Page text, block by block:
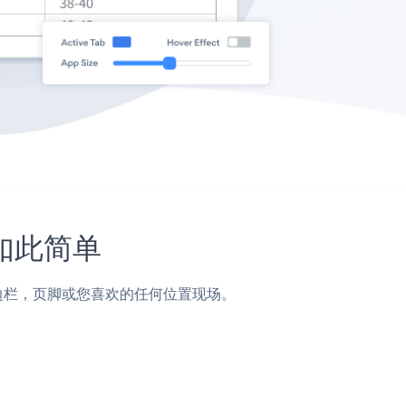
简单
页脚或您喜欢的任何位置现场。